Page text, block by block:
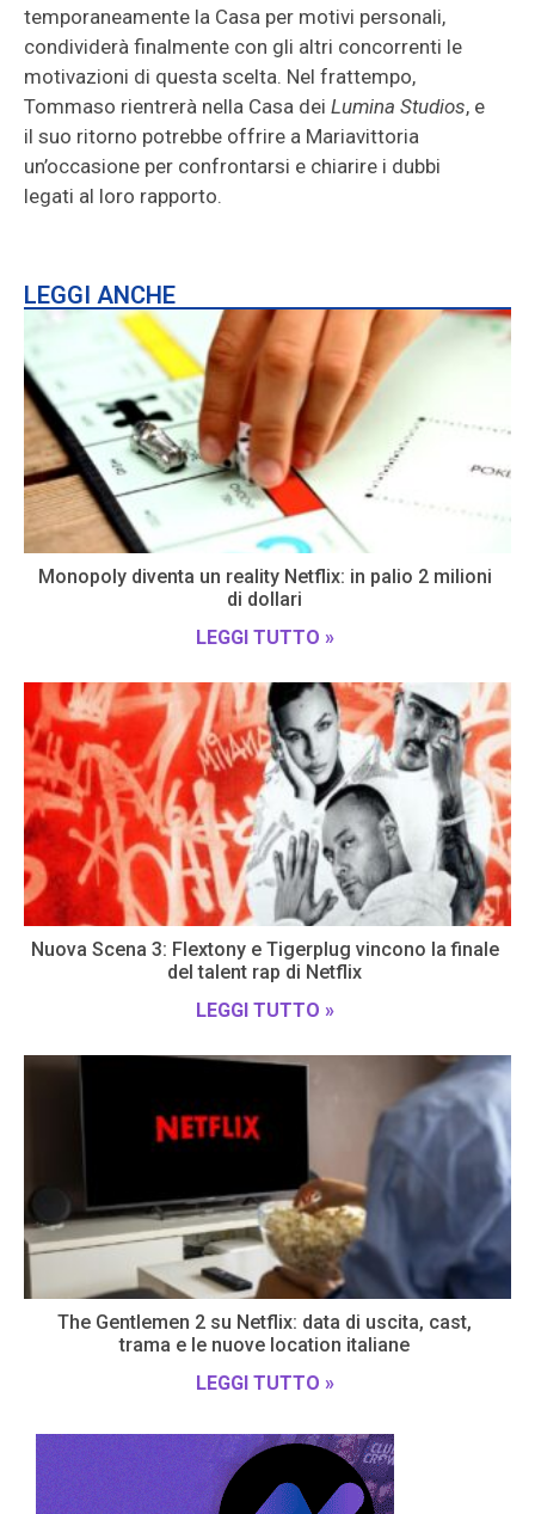
temporaneamente la Casa per motivi personali,
condividerà finalmente con gli altri concorrenti le
motivazioni di questa scelta. Nel frattempo,
Tommaso rientrerà nella Casa dei Lumina Studios, e
il suo ritorno potrebbe offrire a Mariavittoria
un’occasione per confrontarsi e chiarire i dubbi
legati al loro rapporto.
LEGGI ANCHE
Monopoly diventa un reality Netflix: in palio 2 milioni
di dollari
LEGGI TUTTO »
Nuova Scena 3: Flextony e Tigerplug vincono la finale
del talent rap di Netflix
LEGGI TUTTO »
The Gentlemen 2 su Netflix: data di uscita, cast,
trama e le nuove location italiane
LEGGI TUTTO »